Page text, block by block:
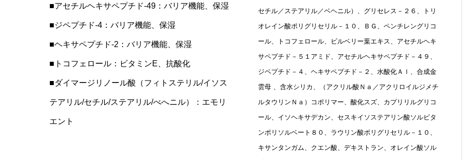
■アセチルヘキサペプチド-49：バリア機能、保湿
■ジペプチド-4：バリア機能、保湿
■ヘキサペプチド-2：バリア機能、保湿
■トコフェロール：ビタミンE、抗酸化
■ダイマージリノール酸（フィトステリル/イソス
テアリル/セチル/ステアリル/べへニル）：エモリ
エント
セチル／ステアリル／ベヘニル）、グリセレス－２６、トリ
オレイン酸ポリグリセリル－１０、ＢＧ、ペンチレングリコ
ール、トコフェロール、ビルベリー葉エキス、アセチルヘキ
サペプチド－５１アミド、アセチルヘキサペプチド－４９、
ジペプチド－４、ヘキサペプチド－２、水酸化Ａｌ、合成金
雲母 、含水シリカ、（アクリル酸Ｎａ／アクリロイルジメチ
ルタウリンＮａ）コポリマー、酸化スズ、カプリリルグリコ
ール、イソヘキサデカン、セスキイソステアリン酸ソルビタ
ンポリソルベート８０、ラウリン酸ポリグリセリル－１０、
キサンタンガム、クエン酸、デキストラン、オレイン酸ソル